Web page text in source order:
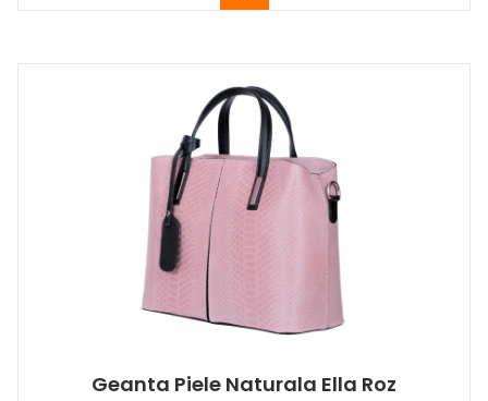
Geanta Piele Naturala Ella Roz